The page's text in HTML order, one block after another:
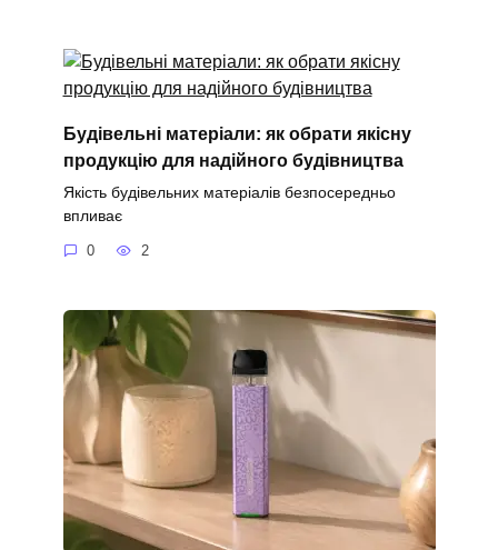
Будівельні матеріали: як обрати якісну
продукцію для надійного будівництва
Якість будівельних матеріалів безпосередньо
впливає
0 2